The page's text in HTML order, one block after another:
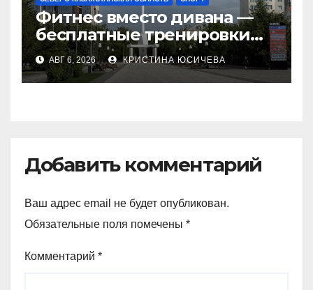
Фитнес вместо дивана —
бесплатные тренировки
запускают в
Петропавловске
АВГ 6, 2026 КРИСТИНА ЮСИЧЕВА
Добавить комментарий
Ваш адрес email не будет опубликован.
Обязательные поля помечены *
Комментарий *